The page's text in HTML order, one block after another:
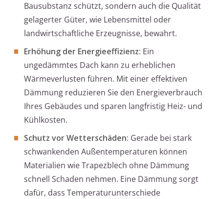
Bausubstanz schützt, sondern auch die Qualität
gelagerter Güter, wie Lebensmittel oder
landwirtschaftliche Erzeugnisse, bewahrt.
Erhöhung der Energieeffizienz: Ein
ungedämmtes Dach kann zu erheblichen
Wärmeverlusten führen. Mit einer effektiven
Dämmung reduzieren Sie den Energieverbrauch
Ihres Gebäudes und sparen langfristig Heiz- und
Kühlkosten.
Schutz vor Wetterschäden: Gerade bei stark
schwankenden Außentemperaturen können
Materialien wie Trapezblech ohne Dämmung
schnell Schaden nehmen. Eine Dämmung sorgt
dafür, dass Temperaturunterschiede